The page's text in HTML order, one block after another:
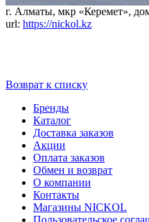
г. Алматы, мкр «Керемет»,
url: https://nickol.kz
Возврат к списку
Бренды
Каталог
Доставка заказов
Акции
Оплата заказов
Обмен и возврат
О компании
Контакты
Магазины NICKOL